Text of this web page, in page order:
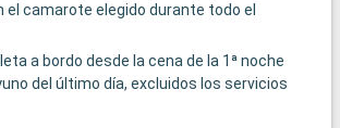
el camarote elegido durante todo el
a bordo desde la cena de la 1ª noche
del último día, excluidos los servicios